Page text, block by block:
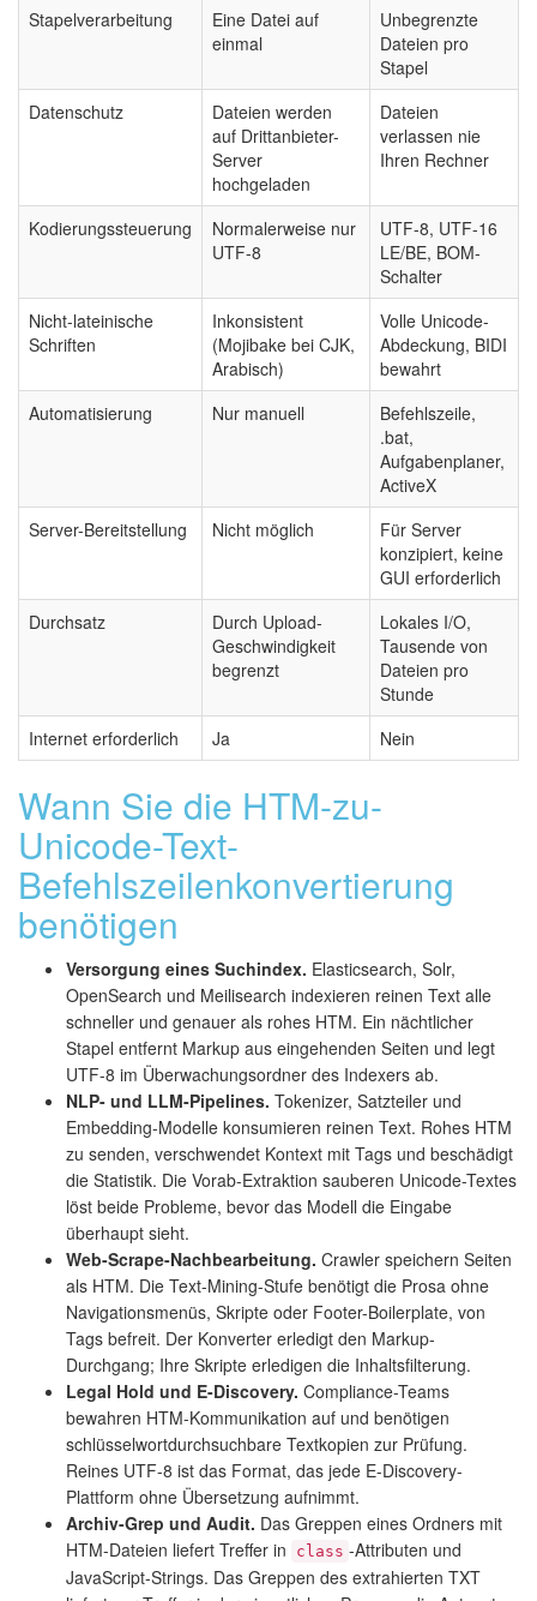
Stapelverarbeitung
Eine Datei auf
einmal
Unbegrenzte
Dateien pro
Stapel
Datenschutz
Dateien werden
auf Drittanbieter-
Server
hochgeladen
Dateien
verlassen nie
Ihren Rechner
Kodierungssteuerung
Normalerweise nur
UTF-8
UTF-8, UTF-16
LE/BE, BOM-
Schalter
Nicht-lateinische
Schriften
Inkonsistent
(Mojibake bei CJK,
Arabisch)
Volle Unicode-
Abdeckung, BIDI
bewahrt
Automatisierung
Nur manuell
Befehlszeile,
.bat,
Aufgabenplaner,
ActiveX
Server-Bereitstellung
Nicht möglich
Für Server
konzipiert, keine
GUI erforderlich
Durchsatz
Durch Upload-
Geschwindigkeit
begrenzt
Lokales I/O,
Tausende von
Dateien pro
Stunde
Internet erforderlich
Ja Nein
Wann Sie die HTM-zu-
Unicode-Text-
Befehlszeilenkonvertierung
benötigen
Versorgung eines Suchindex. Elasticsearch, Solr,
OpenSearch und Meilisearch indexieren reinen Text alle
schneller und genauer als rohes HTM. Ein nächtlicher
Stapel entfernt Markup aus eingehenden Seiten und legt
UTF-8 im Überwachungsordner des Indexers ab.
NLP- und LLM-Pipelines. Tokenizer, Satzteiler und
Embedding-Modelle konsumieren reinen Text. Rohes HTM
zu senden, verschwendet Kontext mit Tags und beschädigt
die Statistik. Die Vorab-Extraktion sauberen Unicode-Textes
löst beide Probleme, bevor das Modell die Eingabe
überhaupt sieht.
Web-Scrape-Nachbearbeitung. Crawler speichern Seiten
als HTM. Die Text-Mining-Stufe benötigt die Prosa ohne
Navigationsmenüs, Skripte oder Footer-Boilerplate, von
Tags befreit. Der Konverter erledigt den Markup-
Durchgang; Ihre Skripte erledigen die Inhaltsfilterung.
Legal Hold und E-Discovery. Compliance-Teams
bewahren HTM-Kommunikation auf und benötigen
schlüsselwortdurchsuchbare Textkopien zur Prüfung.
Reines UTF-8 ist das Format, das jede E-Discovery-
Plattform ohne Übersetzung aufnimmt.
Archiv-Grep und Audit. Das Greppen eines Ordners mit
HTM-Dateien liefert Treffer in
class -Attributen und
JavaScript-Strings. Das Greppen des extrahierten TXT